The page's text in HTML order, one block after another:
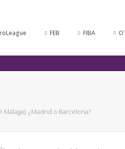
FEB FIBA
¿Madrid o Barcelona?